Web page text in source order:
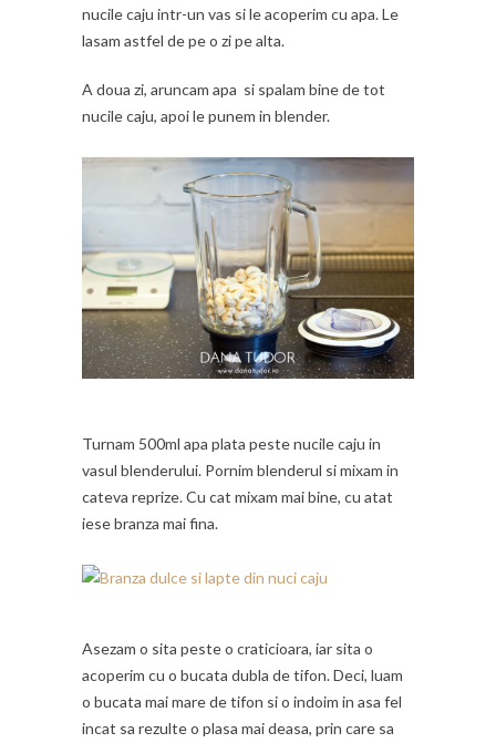
nucile caju intr-un vas si le acoperim cu apa. Le
lasam astfel de pe o zi pe alta.
A doua zi, aruncam apa si spalam bine de tot
nucile caju, apoi le punem in blender.
Turnam 500ml apa plata peste nucile caju in
vasul blenderului. Pornim blenderul si mixam in
cateva reprize. Cu cat mixam mai bine, cu atat
iese branza mai fina.
Asezam o sita peste o craticioara, iar sita o
acoperim cu o bucata dubla de tifon. Deci, luam
o bucata mai mare de tifon si o indoim in asa fel
incat sa rezulte o plasa mai deasa, prin care sa